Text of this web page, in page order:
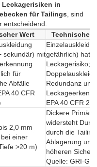
in
für Tailings , sind
Wert Technische
sekundär) mit
für
Abfälle
40 CFR
gefährlich) hat
Leckagerisiko;
Redundanz und
EPA 40 CFR
2,0 mm
einer
>20 m)
Dickere
widersteht
durch die
Ablagerung
höheren
Quelle: GRI-